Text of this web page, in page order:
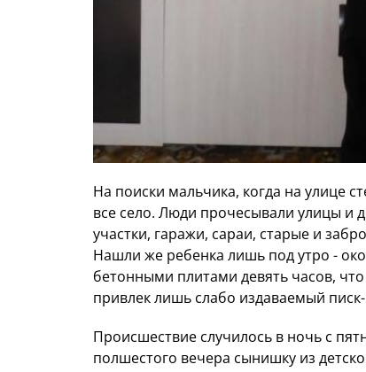
На поиски мальчика, когда на улице
все село. Люди прочесывали улицы
участки, гаражи, сараи, старые и
Нашли же ребенка лишь под утро -
бетонными плитами девять часов,
привлек лишь слабо издаваемый
Происшествие случилось в ночь с
полшестого вечера сынишку из